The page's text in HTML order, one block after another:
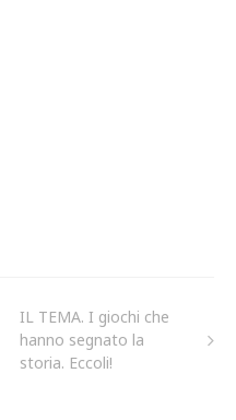
IL TEMA. I giochi che
hanno segnato la
storia. Eccoli!